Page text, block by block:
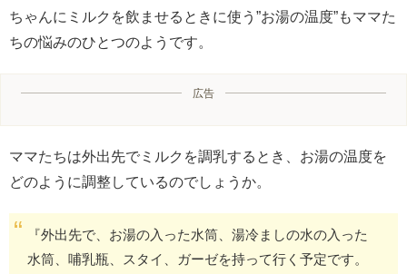
ちゃんにミルクを飲ませるときに使う”お湯の温度”もママた
ちの悩みのひとつのようです。
広告
ママたちは外出先でミルクを調乳するとき、お湯の温度を
どのように調整しているのでしょうか。
『外出先で、お湯の入った水筒、湯冷ましの水の入った
水筒、哺乳瓶、スタイ、ガーゼを持って行く予定です。